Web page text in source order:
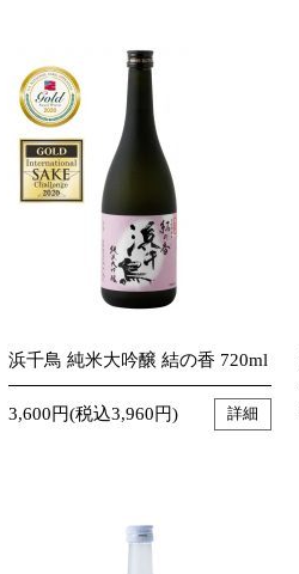
浜千鳥 純米大吟醸 結の香 720ml
3,600円(税込3,960円) 詳細